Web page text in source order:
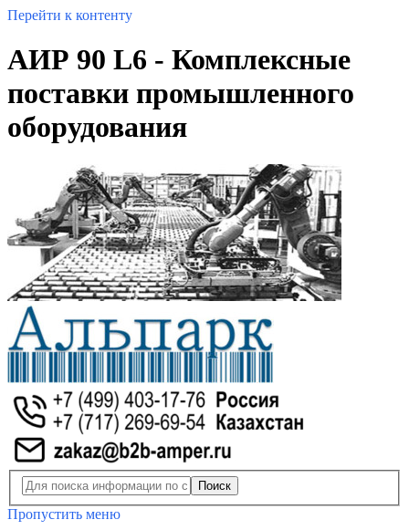
Перейти к контенту
АИР 90 L6 - Комплексные
поставки промышленного
оборудования
Поиск
Пропустить меню